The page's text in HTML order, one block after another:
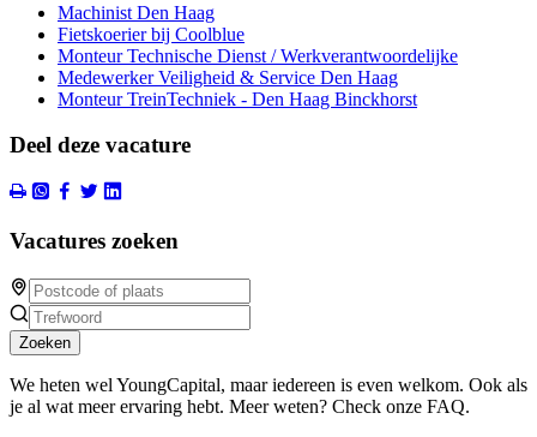
Machinist Den Haag
Fietskoerier bij Coolblue
Monteur Technische Dienst / Werkverantwoordelijke
Medewerker Veiligheid & Service Den Haag
Monteur TreinTechniek - Den Haag Binckhorst
Deel deze vacature
Vacatures zoeken
Zoeken
We heten wel YoungCapital, maar iedereen is even welkom. Ook als
je al wat meer ervaring hebt. Meer weten? Check onze FAQ.